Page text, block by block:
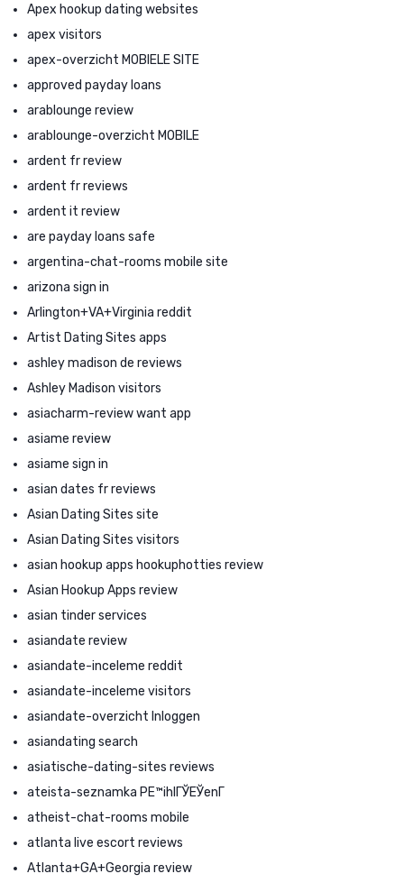
Apex hookup dating websites
apex visitors
apex-overzicht MOBIELE SITE
approved payday loans
arablounge review
arablounge-overzicht MOBILE
ardent fr review
ardent fr reviews
ardent it review
are payday loans safe
argentina-chat-rooms mobile site
arizona sign in
Arlington+VA+Virginia reddit
Artist Dating Sites apps
ashley madison de reviews
Ashley Madison visitors
asiacharm-review want app
asiame review
asiame sign in
asian dates fr reviews
Asian Dating Sites site
Asian Dating Sites visitors
asian hookup apps hookuphotties review
Asian Hookup Apps review
asian tinder services
asiandate review
asiandate-inceleme reddit
asiandate-inceleme visitors
asiandate-overzicht Inloggen
asiandating search
asiatische-dating-sites reviews
ateista-seznamka PЕ™ihlГЎЕЎenГ­
atheist-chat-rooms mobile
atlanta live escort reviews
Atlanta+GA+Georgia review